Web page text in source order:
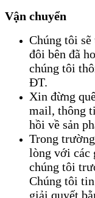
Vận chuyển
Chúng tôi sẽ
đôi bên đã
chúng tôi
ĐT.
Xin đừng
mail, thông
hồi về sản
Trong
lòng với các
chúng tôi
Chúng tôi
giải quyết